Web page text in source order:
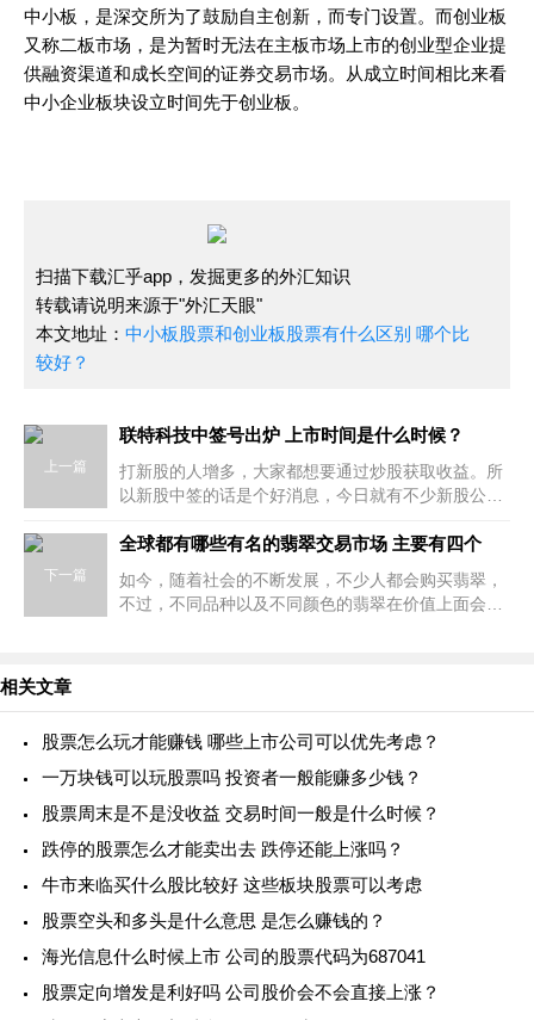
中小板，是深交所为了鼓励自主创新，而专门设置。而创业板
又称二板市场，是为暂时无法在主板市场上市的创业型企业提
供融资渠道和成长空间的证券交易市场。从成立时间相比来看
中小企业板块设立时间先于创业板。
扫描下载汇乎app，发掘更多的外汇知识
转载请说明来源于"外汇天眼"
本文地址： 中小板股票和创业板股票有什么区别 哪个比
较好？
上一篇
联特科技中签号出炉 上市时间是什么时候？
打新股的人增多，大家都想要通过炒股获取收益。所
以新股中签的话是个好消息，今日就有不少新股公布
中签号出炉，那么上市时间是什么时候
下一篇
全球都有哪些有名的翡翠交易市场 主要有四个
如今，随着社会的不断发展，不少人都会购买翡翠，
不过，不同品种以及不同颜色的翡翠在价值上面会有
相关文章
股票怎么玩才能赚钱 哪些上市公司可以优先考虑？
一万块钱可以玩股票吗 投资者一般能赚多少钱？
股票周末是不是没收益 交易时间一般是什么时候？
跌停的股票怎么才能卖出去 跌停还能上涨吗？
牛市来临买什么股比较好 这些板块股票可以考虑
股票空头和多头是什么意思 是怎么赚钱的？
海光信息什么时候上市 公司的股票代码为687041
股票定向增发是利好吗 公司股价会不会直接上涨？